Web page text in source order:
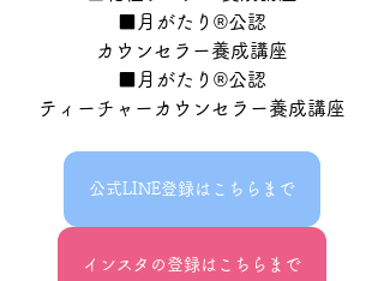
■月がたり®公認
カウンセラー養成講座
■月がたり®公認
ティーチャーカウンセラー養成講座
公式LINE登録はこちらまで
インスタの登録はこちらまで